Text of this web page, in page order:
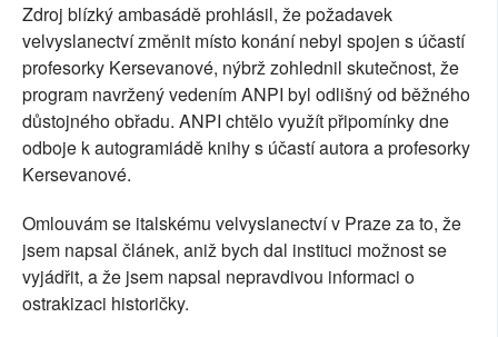
Zdroj blízký ambasádě prohlásil, že požadavek
velvyslanectví změnit místo konání nebyl spojen s účastí
profesorky Kersevanové, nýbrž zohlednil skutečnost, že
program navržený vedením ANPI byl odlišný od běžného
důstojného obřadu. ANPI chtělo využít připomínky dne
odboje k autogramiádě knihy s účastí autora a profesorky
Kersevanové.
Omlouvám se italskému velvyslanectví v Praze za to, že
jsem napsal článek, aniž bych dal instituci možnost se
vyjádřit, a že jsem napsal nepravdivou informaci o
ostrakizaci historičky.